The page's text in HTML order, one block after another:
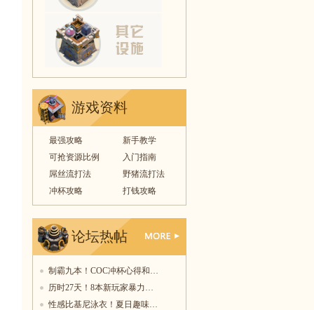
游戏资料
最强攻略
新手教学
可抢资源比例
入门指南
屌丝流打法
野猪流打法
冲杯攻略
打钱攻略
论坛热帖
制霸九本！COC冲杯心得和…
历时27天！8本新玩家暴力…
性感比基尼泳衣！夏日趣味…